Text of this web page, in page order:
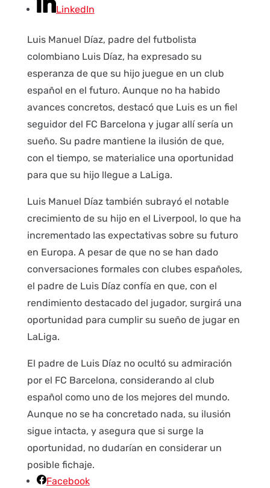
LinkedIn
Luis Manuel Díaz, padre del futbolista
colombiano Luis Díaz, ha expresado su
esperanza de que su hijo juegue en un club
español en el futuro. Aunque no ha habido
avances concretos, destacó que Luis es un fiel
seguidor del FC Barcelona y jugar allí sería un
sueño. Su padre mantiene la ilusión de que,
con el tiempo, se materialice una oportunidad
para que su hijo llegue a LaLiga.
Luis Manuel Díaz también subrayó el notable
crecimiento de su hijo en el Liverpool, lo que ha
incrementado las expectativas sobre su futuro
en Europa. A pesar de que no se han dado
conversaciones formales con clubes españoles,
el padre de Luis Díaz confía en que, con el
rendimiento destacado del jugador, surgirá una
oportunidad para cumplir su sueño de jugar en
LaLiga.
El padre de Luis Díaz no ocultó su admiración
por el FC Barcelona, considerando al club
español como uno de los mejores del mundo.
Aunque no se ha concretado nada, su ilusión
sigue intacta, y asegura que si surge la
oportunidad, no dudarían en considerar un
posible fichaje.
Facebook